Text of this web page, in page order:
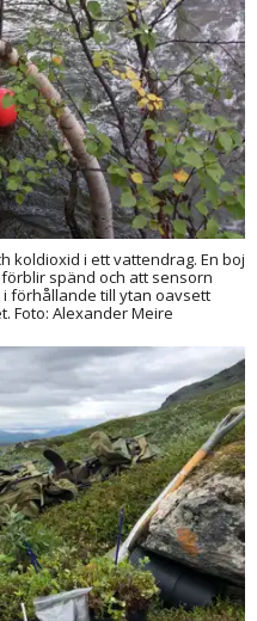
koldioxid i ett vattendrag. En boj
spänd och att sensorn
förhållande till ytan oavsett
Foto: Alexander Meire